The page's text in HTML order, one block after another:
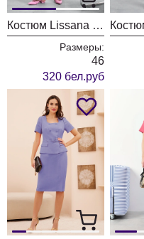
Костюм Lissana 5021
Размеры:
46
320 бел.руб